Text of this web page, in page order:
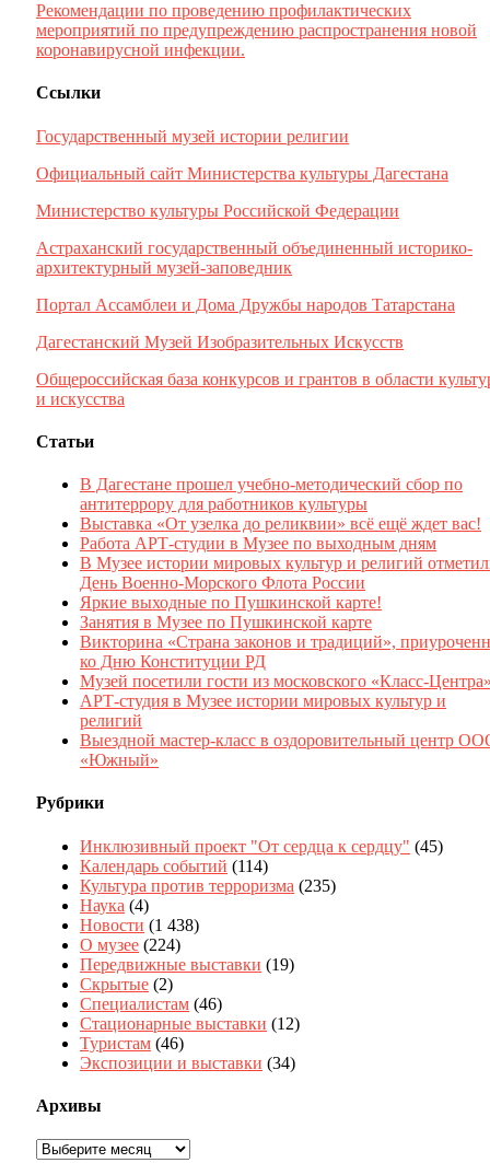
Рекомендации по проведению профилактических
мероприятий по предупреждению распространения новой
коронавирусной инфекции.
Ссылки
Государственный музей истории религии
Официальный сайт Министерства культуры Дагестана
Министерство культуры Российской Федерации
Астраханский государственный объединенный историко-
архитектурный музей-заповедник
Портал Ассамблеи и Дома Дружбы народов Татарстана
Дагестанский Музей Изобразительных Искусств
Общероссийская база конкурсов и грантов в области
и искусства
Статьи
В Дагестане прошел учебно-методический сбор по
антитеррору для работников культуры
Выставка «От узелка до реликвии» всё ещё ждет вас!
Работа АРТ-студии в Музее по выходным дням
В Музее истории мировых культур и религий
День Военно-Морского Флота России
Яркие выходные по Пушкинской карте!
Занятия в Музее по Пушкинской карте
Викторина «Страна законов и традиций»,
ко Дню Конституции РД
Музей посетили гости из московского «Класс-
АРТ-студия в Музее истории мировых культур и
религий
Выездной мастер-класс в оздоровительный центр
«Южный»
Рубрики
Инклюзивный проект "От сердца к сердцу" (45)
Календарь событий (114)
Культура против терроризма (235)
Наука (4)
Новости (1 438)
О музее (224)
Передвижные выставки (19)
Скрытые (2)
Специалистам (46)
Стационарные выставки (12)
Туристам (46)
Экспозиции и выставки (34)
Архивы
Архивы